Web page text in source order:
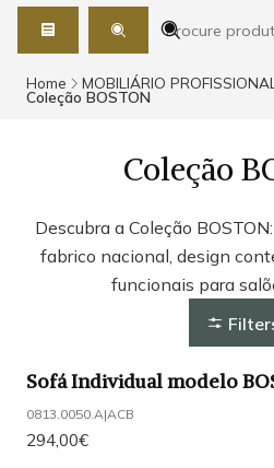
Home MOBILIÁRIO PROFISSIONAL
Coleção BOSTON
Coleção
Descubra a Coleção
fabrico nacional, design
funcionais para
Sofá Individual modelo
0813.0050.A|ACB
294,00€